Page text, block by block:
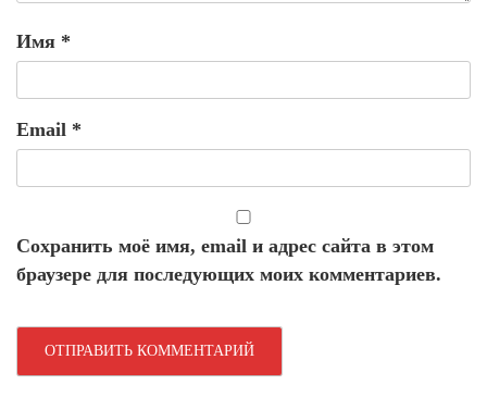
Имя *
Email *
Сохранить моё имя, email и адрес сайта в этом
браузере для последующих моих комментариев.